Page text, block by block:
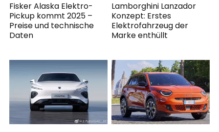
Fisker Alaska Elektro-
Pickup kommt 2025 –
Preise und technische
Daten
Lamborghini Lanzador
Konzept: Erstes
Elektrofahrzeug der
Marke enthüllt